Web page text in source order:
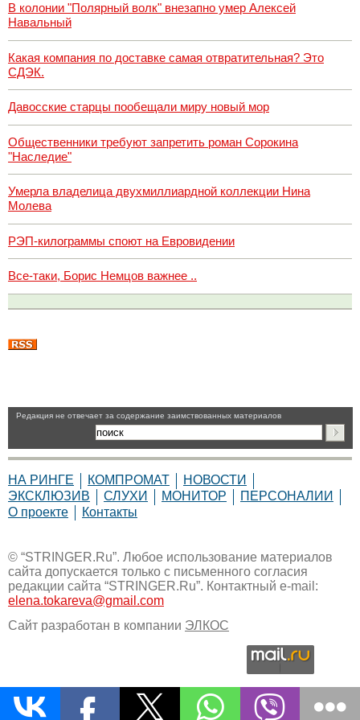
В колонии "Полярный волк" внезапно умер Алексей
Навальный
Какая компания по доставке самая отвратительная? Это
СДЭК.
Давосские старцы пообещали миру новый мор
Общественники требуют запретить роман Сорокина
"Наследие"
Умерла владелица двухмиллиардной коллекции Нина
Молева
РЭП-килограммы споют на Евровидении
Все-таки, Борис Немцов важнее ..
Pедакция не отвечает за содержание заимствованных материалов
НА РИНГЕ КОМПРОМАТ
НОВОСТИ
ЭКСКЛЮЗИВ
СЛУХИ МОНИТОР
ПЕРСОНАЛИИ
О проекте
Контакты
© “STRINGER.Ru”. Любое использование материалов
сайта допускается только с письменного согласия
редакции сайта “STRINGER.Ru”. Контактный e-mail:
elena.tokareva@gmail.com
Сайт разработан в компании ЭЛКОС